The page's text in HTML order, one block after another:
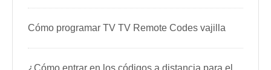
Cómo programar TV TV Remote Codes vajilla
¿Cómo entrar en los códigos a distancia para el